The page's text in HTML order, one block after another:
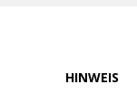
HINWEIS